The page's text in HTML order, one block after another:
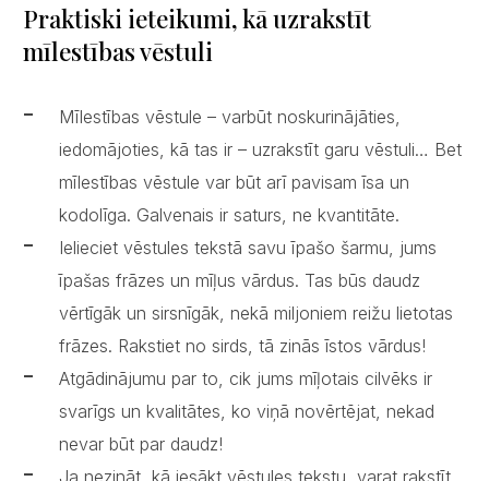
Praktiski ieteikumi, kā uzrakstīt
mīlestības vēstuli
Mīlestības vēstule – varbūt noskurinājāties,
iedomājoties, kā tas ir – uzrakstīt garu vēstuli… Bet
mīlestības vēstule var būt arī pavisam īsa un
kodolīga. Galvenais ir saturs, ne kvantitāte.
Ielieciet vēstules tekstā savu īpašo šarmu, jums
īpašas frāzes un mīļus vārdus. Tas būs daudz
vērtīgāk un sirsnīgāk, nekā miljoniem reižu lietotas
frāzes. Rakstiet no sirds, tā zinās īstos vārdus!
Atgādinājumu par to, cik jums mīļotais cilvēks ir
svarīgs un kvalitātes, ko viņā novērtējat, nekad
nevar būt par daudz!
Ja nezināt, kā iesākt vēstules tekstu, varat rakstīt